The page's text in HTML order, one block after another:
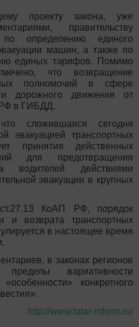
проекту закона, уже
правительству
определению единого
машин, а также по
единых тарифов. Помимо
что возвращение
полномочий в сфере
дорожного движения от
РФ в ГИБДД.
сложившаяся сегодня
эвакуацией транспортных
принятия действенных
для предотвращения
водителей действиями
эвакуации в крупных
КоАП РФ, порядок
и возврата транспортных
в настоящее время
в законах регионов
вариативности
конкретного
http://www.tatar-inform.ru/